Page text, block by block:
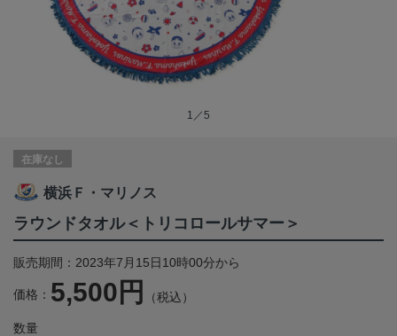
1／5
在庫なし
横浜Ｆ・マリノス
ラウンドタオル＜トリコロールサマー＞
販売期間：2023年7月15日10時00分から
価格： 5,500円 （税込）
数量